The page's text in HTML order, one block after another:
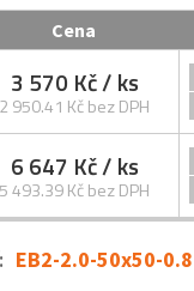
Cena
3 570 Kč/ ks
2 950.41 Kč bez DPH
6 647 Kč/ ks
5 493.39 Kč bez DPH
EB2-2.0-50x50-0.8